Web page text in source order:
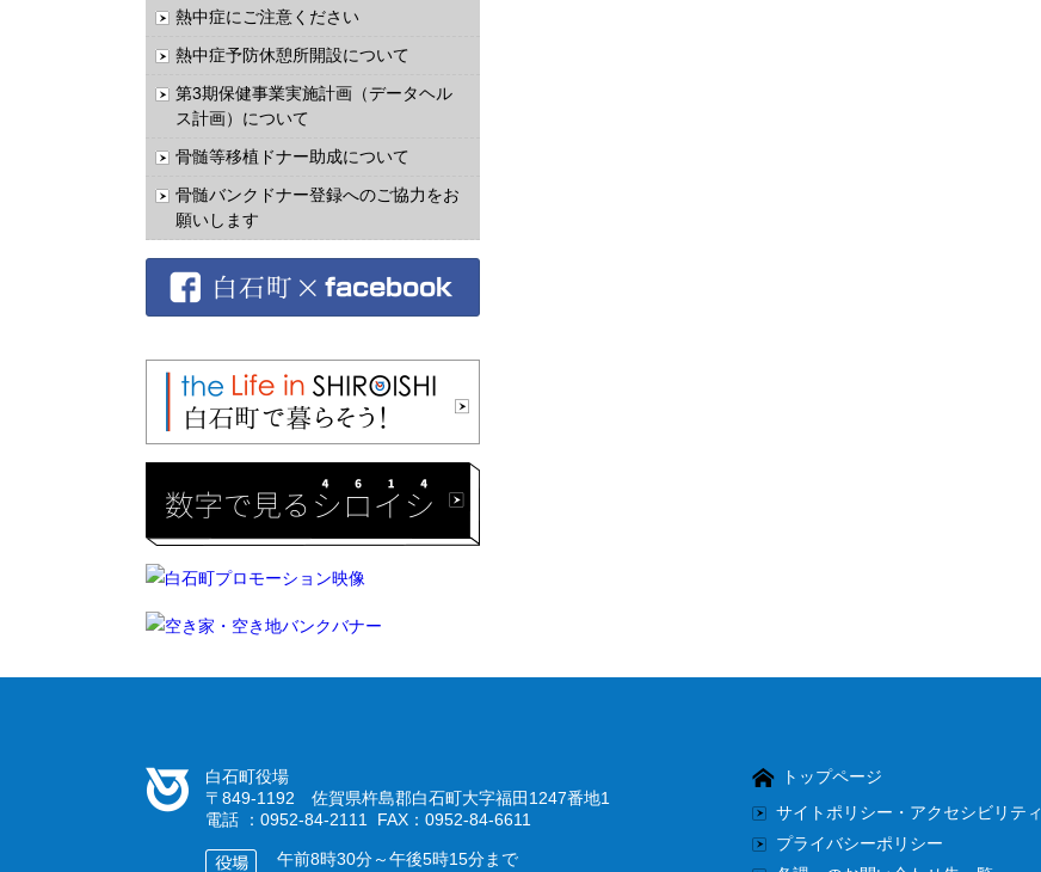
熱中症にご注意ください
熱中症予防休憩所開設について
第3期保健事業実施計画（データヘル
ス計画）について
骨髄等移植ドナー助成について
骨髄バンクドナー登録へのご協力をお
願いします
白石町役場
〒849-1192 佐賀県杵島郡白石町大字福田1247番地1
電話 ：0952-84-2111 FAX：0952-84-6611
午前8時30分～午後5時15分まで
トップページ
サイトポリシー・アクセシビリティ
プライバシーポリシー